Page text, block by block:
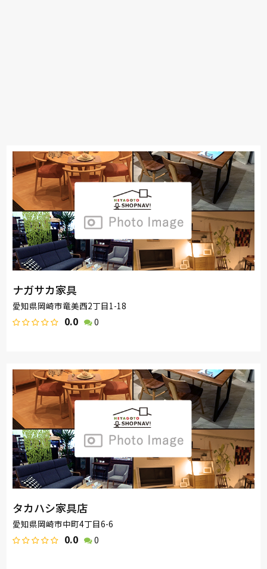
ナガサカ家具
愛知県岡崎市竜美西2丁目1-18
0.0 0
タカハシ家具店
愛知県岡崎市中町4丁目6-6
0.0 0